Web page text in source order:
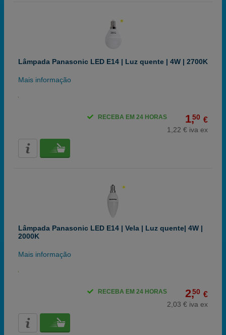
Lâmpada Panasonic LED E14 | Luz quente | 4W | 2700K
Mais informação
1,50 €
1,22 € iva ex
RECEBA EM 24 HORAS
Lâmpada Panasonic LED E14 | Vela | Luz quente| 4W |
2000K
Mais informação
2,50 €
2,03 € iva ex
RECEBA EM 24 HORAS